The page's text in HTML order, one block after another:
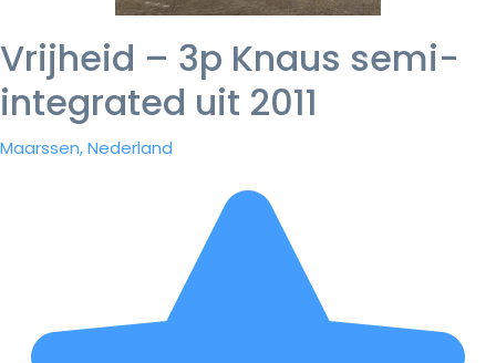
Vrijheid – 3p Knaus semi-
integrated uit 2011
Maarssen, Nederland